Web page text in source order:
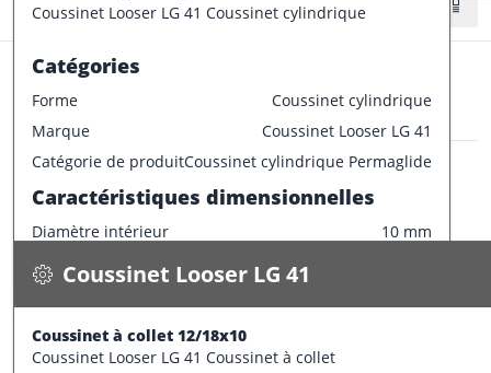
Tolérances de production
Champ de tolérance diamètre interieur
Champ de tolérance longueur
h13
Champ de tolérance largeur de la bride
0/-0.2
Tolérances de montage préconisées
Tolérance de l'arbre
Tolérance du logement
H7
Coussinet Looser LG 41 Coussinet cylindrique
Catégories
Forme
Coussinet cylindrique
Marque
Coussinet Looser LG 41
Catégorie de produitCoussinet cylindrique Permaglide
Caractéristiques dimensionnelles
Diamètre intérieur
10 mm
Diamètre extérieur
Tolérances de production
Stock:143 pce
Coussinet Looser LG 41
0.016 kg / pce
Spécifications
Coussinet Looser LG 41
Coussinet à collet 12/18x10
Coussinet Looser LG 41 Coussinet à collet
CONFECTIONNER
Stock:193 pce